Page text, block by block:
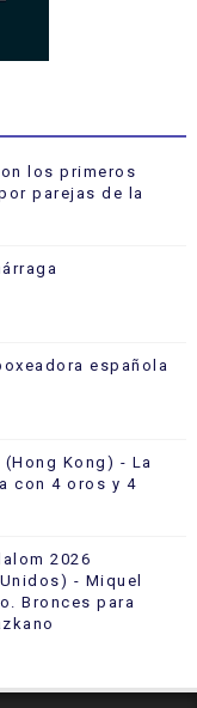
los primeros
parejas de la
española
Kong) - La
con 4 oros y 4
2026
- Miquel
Bronces para